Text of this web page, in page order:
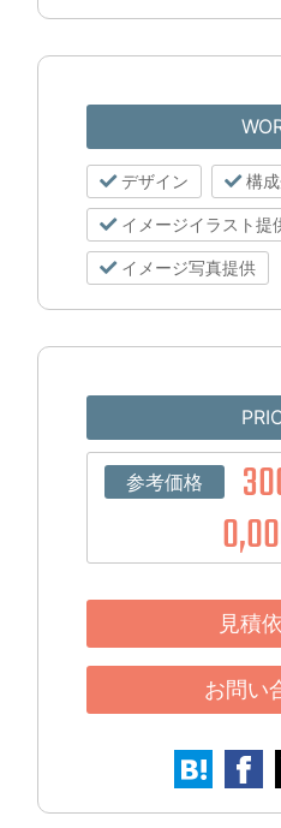
デザイン 構
イメージイラスト提
イメージ写真提供
参考価格
見積
お問い